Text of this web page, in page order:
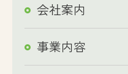
会社案内
事業内容